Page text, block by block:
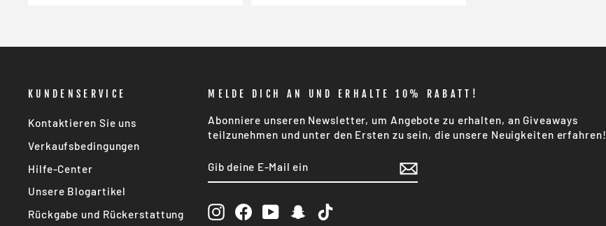
KUNDENSERVICE
Kontaktieren Sie uns
Verkaufsbedingungen
Hilfe-Center
Unsere Blogartikel
Rückgabe und Rückerstattung
MELDE DICH AN UND ERHALTE 10% RABATT!
Abonniere unseren Newsletter, um Angebote zu erhalten, an Giveaways
teilzunehmen und unter den Ersten zu sein, die unsere Neuigkeiten erfahren!
DEINE
E-
EINInstagramFacebookYouTubeSnapchat